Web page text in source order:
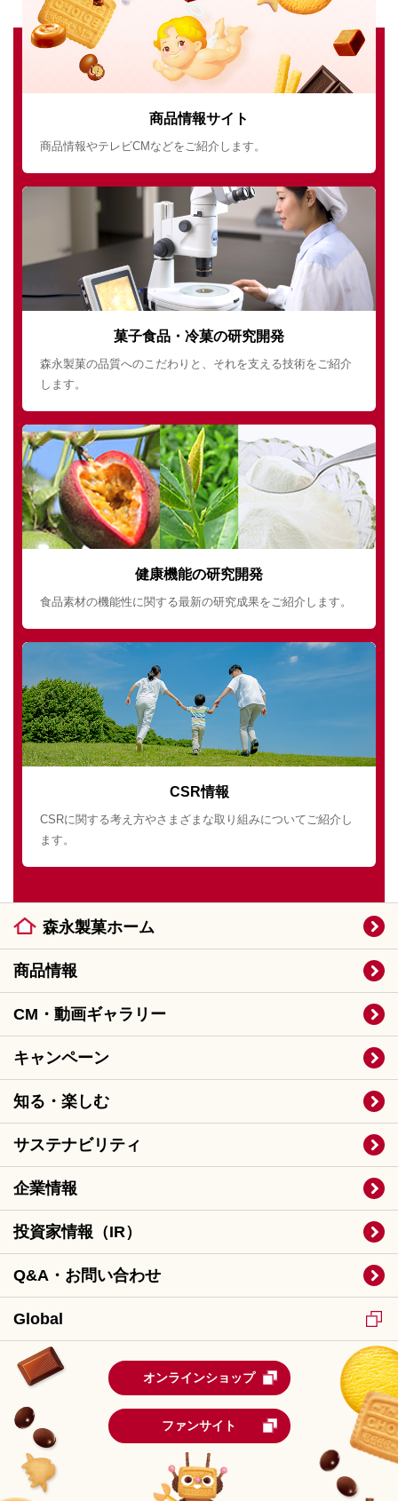
商品情報サイト
商品情報やテレビCMなどをご紹介します。
菓子食品・冷菓の研究開発
森永製菓の品質へのこだわりと、それを支える技術をご紹介
します。
健康機能の研究開発
食品素材の機能性に関する最新の研究成果をご紹介します。
CSR情報
CSRに関する考え方やさまざまな取り組みについてご紹介し
ます。
森永製菓ホーム
商品情報
CM・動画ギャラリー
キャンペーン
知る・楽しむ
サステナビリティ
企業情報
投資家情報（IR）
Q&A・お問い合わせ
Global
オンラインショップ
ファンサイト